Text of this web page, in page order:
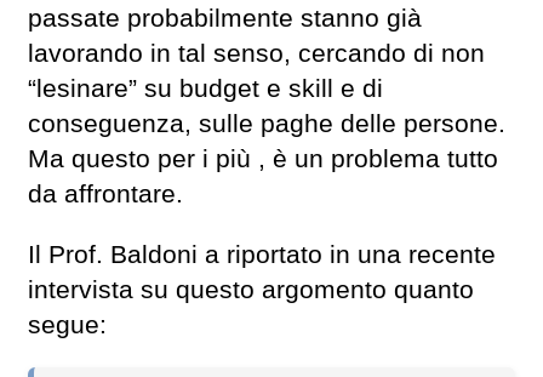
passate probabilmente stanno già
lavorando in tal senso, cercando di non
“lesinare” su budget e skill e di
conseguenza, sulle paghe delle persone.
Ma questo per i più , è un problema tutto
da affrontare.
Il Prof. Baldoni a riportato in una recente
intervista su questo argomento quanto
segue: